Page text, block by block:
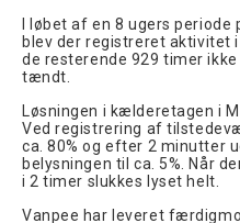
I løbet af en 8 ugers
blev der registreret aktivitet
de resterende 929 timer
tændt.
Løsningen i kælderetagen i
Ved registrering af
ca. 80% og efter 2 minutter
belysningen til ca. 5%. Når
i 2 timer slukkes lyset helt.
Vanpee har leveret